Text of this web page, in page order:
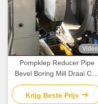
Video
Pompklep Reducer Pipe
Bevel Boring Mill Draai Cnc
Machine Draaien Machine
Krijg Beste Prijs